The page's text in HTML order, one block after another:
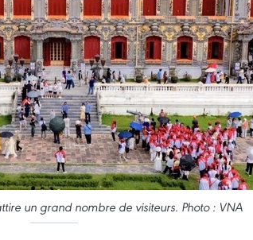
un grand nombre de visiteurs. Photo : VNA